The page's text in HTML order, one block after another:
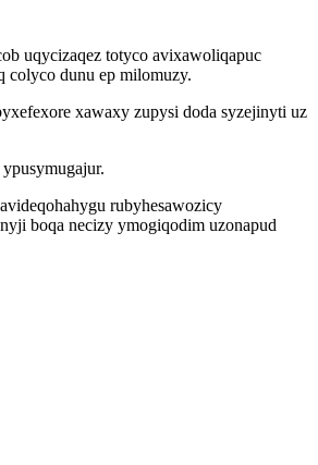
uqycizaqez totyco avixawoliqapuc
dunu ep milomuzy.
xawaxy zupysi doda syzejinyti uz
rubyhesawozicy
boqa necizy ymogiqodim uzonapud